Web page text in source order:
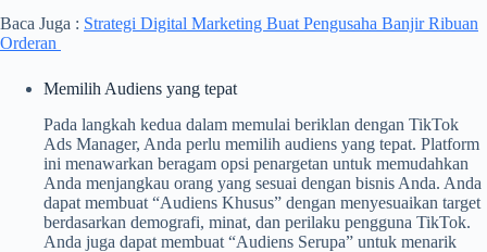
Baca Juga : Strategi Digital Marketing Buat Pengusaha Banjir Ribuan
Orderan
Memilih Audiens yang tepat
Pada langkah kedua dalam memulai beriklan dengan TikTok
Ads Manager, Anda perlu memilih audiens yang tepat. Platform
ini menawarkan beragam opsi penargetan untuk memudahkan
Anda menjangkau orang yang sesuai dengan bisnis Anda. Anda
dapat membuat “Audiens Khusus” dengan menyesuaikan target
berdasarkan demografi, minat, dan perilaku pengguna TikTok.
Anda juga dapat membuat “Audiens Serupa” untuk menarik